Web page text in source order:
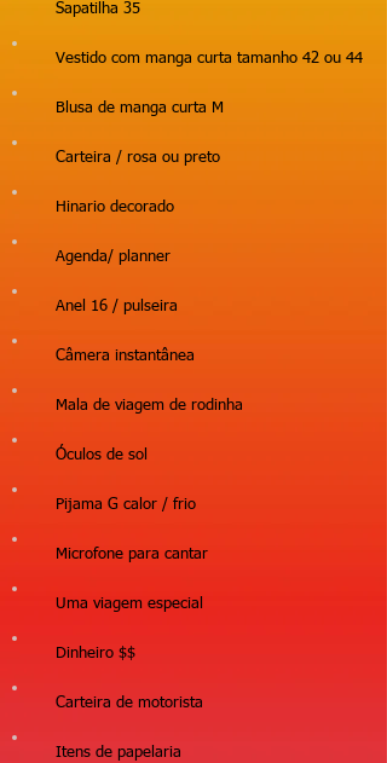
Sapatilha 35
Vestido com manga curta tamanho 42 ou 44
Blusa de manga curta M
Carteira / rosa ou preto
Hinario decorado
Agenda/ planner
Anel 16 / pulseira
Câmera instantânea
Mala de viagem de rodinha
Óculos de sol
Pijama G calor / frio
Microfone para cantar
Uma viagem especial
Dinheiro $$
Carteira de motorista
Itens de papelaria